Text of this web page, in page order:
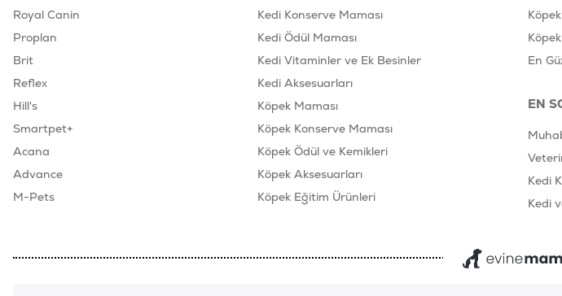
Royal Canin
Proplan
Brit
Reflex
Hill's
Smartpet+
Acana
Advance
M-Pets
Kedi Konserve Maması
Kedi Ödül Maması
Kedi Vitaminler ve Ek Besinler
Kedi Aksesuarları
Köpek Maması
Köpek Konserve Maması
Köpek Ödül ve Kemikleri
Köpek Aksesuarları
Köpek Eğitim Ürünleri
En
EN
Kedi
Kedi